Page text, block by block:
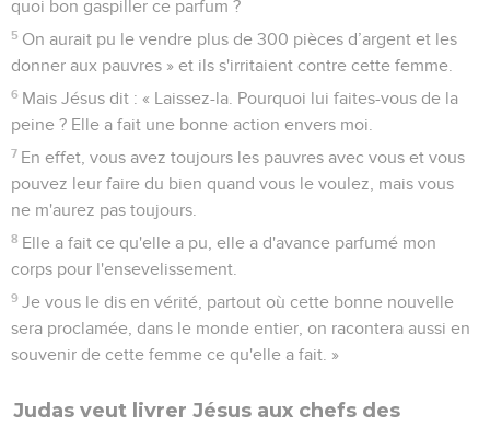
quoi bon gaspiller ce parfum ?
5 On aurait pu le vendre plus de 300 pièces d’argent et les
donner aux pauvres » et ils s'irritaient contre cette femme.
6 Mais Jésus dit : « Laissez-la. Pourquoi lui faites-vous de la
peine ? Elle a fait une bonne action envers moi.
7 En effet, vous avez toujours les pauvres avec vous et vous
pouvez leur faire du bien quand vous le voulez, mais vous
ne m'aurez pas toujours.
8 Elle a fait ce qu'elle a pu, elle a d'avance parfumé mon
corps pour l'ensevelissement.
9 Je vous le dis en vérité, partout où cette bonne nouvelle
sera proclamée, dans le monde entier, on racontera aussi en
souvenir de cette femme ce qu'elle a fait. »
Judas veut livrer Jésus aux chefs des